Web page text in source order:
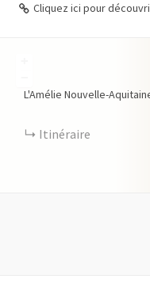
Cliquez ici pour
L'Amélie Nouvelle-
Itinéraire